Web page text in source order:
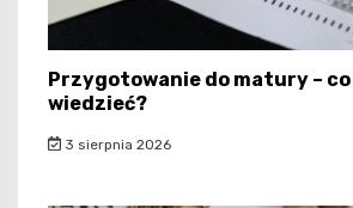
Przygotowanie do matury –
wiedzieć?
3 sierpnia 2026